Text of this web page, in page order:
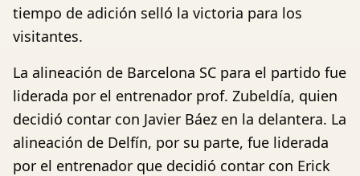
tiempo de adición selló la victoria para los
visitantes.
La alineación de Barcelona SC para el partido fue
liderada por el entrenador prof. Zubeldía, quien
decidió contar con Javier Báez en la delantera. La
alineación de Delfín, por su parte, fue liderada
por el entrenador que decidió contar con Erick